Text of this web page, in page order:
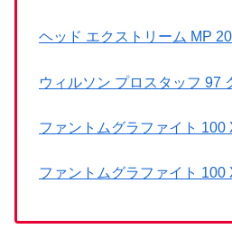
ヘッド エクストリーム MP
ウィルソン プロスタッフ 97
ファントムグラファイト 100
ファントムグラファイト 100